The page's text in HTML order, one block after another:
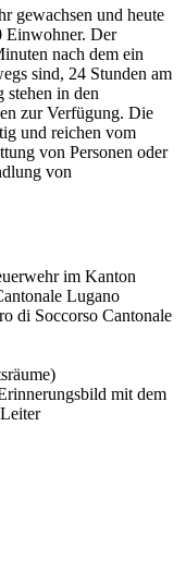
gewachsen und heute
Einwohner. Der
nach dem ein
sind, 24 Stunden am
stehen in den
zur Verfügung. Die
und reichen vom
von Personen oder
von
im Kanton
Lugano
di Soccorso Cantonale
mit dem